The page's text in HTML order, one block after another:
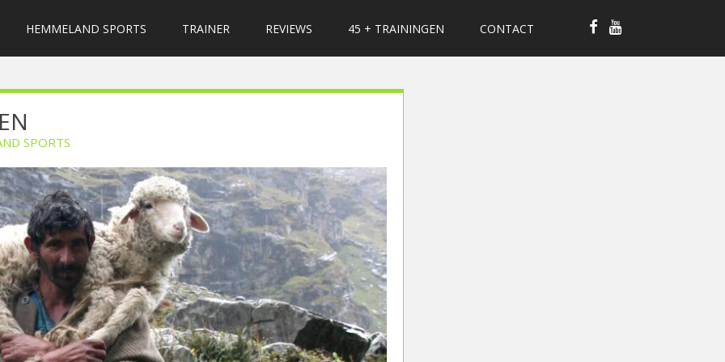
HEMMELAND SPORTS TRAINER REVIEWS 45 + TRAININGEN CONTACT
SPORTS